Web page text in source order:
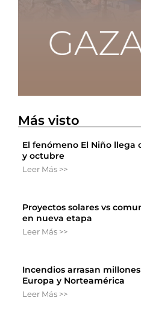
Más visto
El fenómeno El Niño llega
y octubre
Leer Más >>
Proyectos solares vs
en nueva etapa
Leer Más >>
Incendios arrasan
Europa y Norteamérica
Leer Más >>